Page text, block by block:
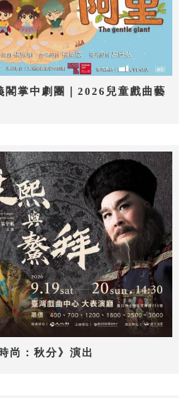
閣掌中劇團｜2026兒童戲曲藝
尚：秋分》演出